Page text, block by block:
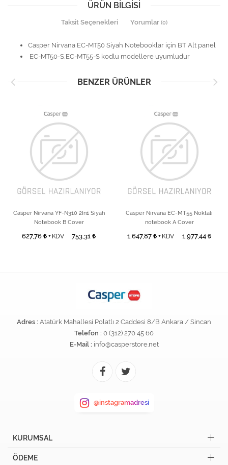
ÜRÜN BILGISI
Taksit Seçenekleri Yorumlar (0)
Casper Nirvana EC-MT50 Siyah Notebooklar için BT Alt panel
EC-MT50-S,EC-MT55-S kodlu modellere uyumludur
BENZER ÜRÜNLER
Casper Nirvana YF-N310 2In1 Siyah
Notebook B Cover
627,76 + KDV 753,31
Casper Nirvana EC-MT55 Noktalı
notebook A Cover
1.647,87 + KDV 1.977,44
Adres : Atatürk Mahallesi Polatlı 2 Caddesi 8/B Ankara / Sincan
Telefon : 0 (312) 270 45 60
E-Mail : info@casperstore.net
@instagramadresi
KURUMSAL
ÖDEME